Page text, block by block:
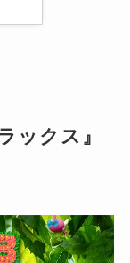
ックス』